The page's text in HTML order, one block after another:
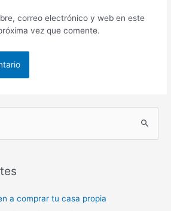
correo electrónico y web en este
vez que comente.
a comprar tu casa propia